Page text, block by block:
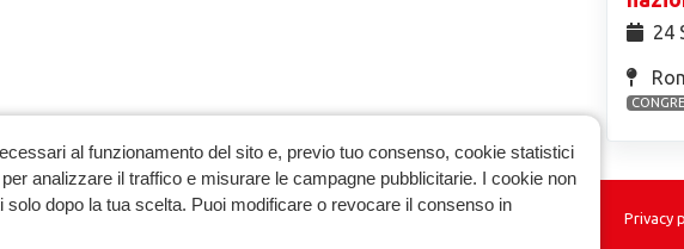
24
Privacy
al funzionamento del sito e, previo tuo consenso, cookie statistici
analizzare il traffico e misurare le campagne pubblicitarie. I cookie non
solo dopo la tua scelta. Puoi modificare o revocare il consenso in